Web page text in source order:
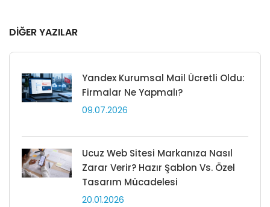
DİĞER YAZILAR
Yandex Kurumsal Mail Ücretli Oldu:
Firmalar Ne Yapmalı?
09.07.2026
Ucuz Web Sitesi Markanıza Nasıl
Zarar Verir? Hazır Şablon Vs. Özel
Tasarım Mücadelesi
20.01.2026